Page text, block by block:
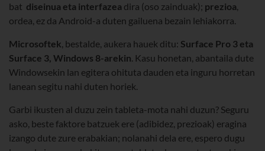
bat diseinua eta interfazea dira (oso zainduak); prezioa,
ordea, ez da Android-a duten gailuena bezain lehiakorra.
Microsoftek, bestalde, aukera hauek ditu: Surface Pro 3 eta
Surface 3, Windows 8-arekin. Kasu honetan, abantaila dute
Windowsekin lan egitera ohituta dauden eta inguru horretan
lanean segitu nahi duten horiek.
Garbi ikusten al duzu zein tableta-mota nahi duzun? Seguru
asko, beste faktore batzuek ere (adibidez, prezioak) eragina
izango dute zure erabakian; nolanahi dela ere, espero dugu